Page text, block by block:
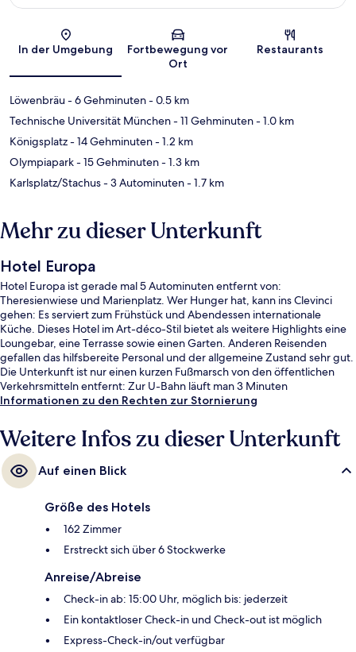
Karte
In der Umgebung
Fortbewegung vor
Ort
Restaurants
Löwenbräu- 6 Gehminuten- 0.5 km
Technische Universität München- 11 Gehminuten- 1.0 km
Königsplatz- 14 Gehminuten- 1.2 km
Olympiapark- 15 Gehminuten- 1.3 km
Karlsplatz/Stachus- 3 Autominuten- 1.7 km
Mehr zu dieser Unterkunft
Hotel Europa
Hotel Europa ist gerade mal 5 Autominuten entfernt von:
Theresienwiese und Marienplatz. Wer Hunger hat, kann ins Clevinci
gehen: Es serviert zum Frühstück und Abendessen internationale
Küche. Dieses Hotel im Art-déco-Stil bietet als weitere Highlights eine
Loungebar, eine Terrasse sowie einen Garten. Anderen Reisenden
gefallen das hilfsbereite Personal und der allgemeine Zustand sehr gut.
Die Unterkunft ist nur einen kurzen Fußmarsch von den öffentlichen
Verkehrsmitteln entfernt: Zur U-Bahn läuft man 3 Minuten
(Straßenbahnhaltestelle Sandstraße) bzw. 6 Minuten
Informationen zu den Rechten zur Stornierung
Weitere Infos zu dieser Unterkunft
Auf einen Blick
Größe des Hotels
162 Zimmer
Erstreckt sich über 6 Stockwerke
Anreise/Abreise
Check-in ab: 15:00 Uhr, möglich bis: jederzeit
Ein kontaktloser Check-in und Check-out ist möglich
Express-Check-in/out verfügbar